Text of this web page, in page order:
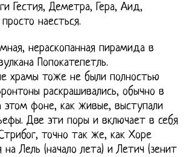
Гестия, Деметра, Гера, Аид,
наесться.
нераскопанная пирамида в
Попокатепетль.
храмы тоже не были полностью
раскрашивались, обычно в
этом фоне, как живые, выступали
Две эти поры и включает в себя
точно так же, как Хоре
на Лель (начало лета) и Летич (зенит